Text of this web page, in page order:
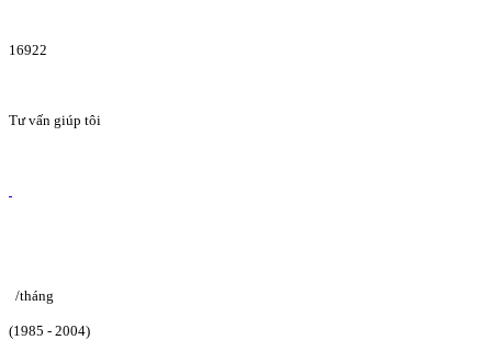
16922
Tư vấn giúp tôi
/tháng
(1985 - 2004)